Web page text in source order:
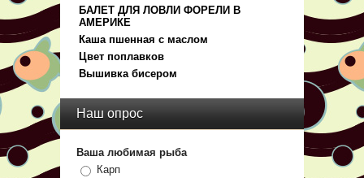
БАЛЕТ ДЛЯ ЛОВЛИ ФОРЕЛИ В
АМЕРИКЕ
Каша пшенная с маслом
Цвет поплавков
Вышивка бисером
Наш опрос
Ваша любимая рыба
Карп